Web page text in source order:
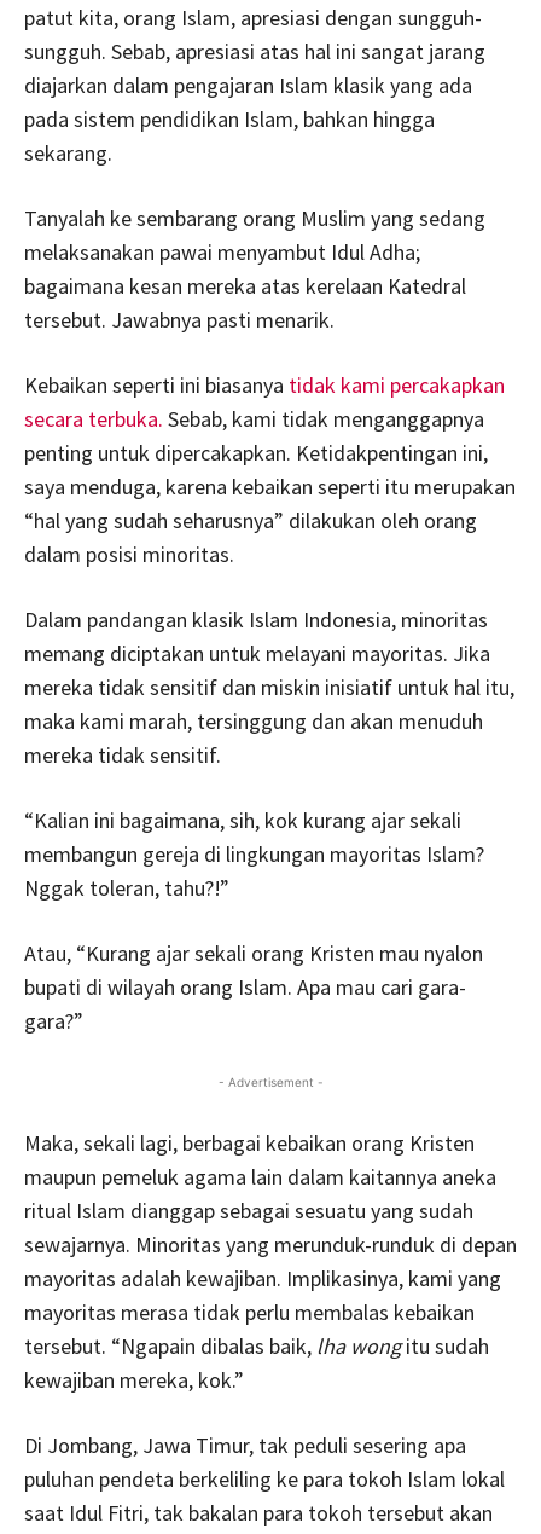
patut kita, orang Islam, apresiasi dengan sungguh-
sungguh. Sebab, apresiasi atas hal ini sangat jarang
diajarkan dalam pengajaran Islam klasik yang ada
pada sistem pendidikan Islam, bahkan hingga
sekarang.
Tanyalah ke sembarang orang Muslim yang sedang
melaksanakan pawai menyambut Idul Adha;
bagaimana kesan mereka atas kerelaan Katedral
tersebut. Jawabnya pasti menarik.
Kebaikan seperti ini biasanya tidak kami percakapkan
secara terbuka. Sebab, kami tidak menganggapnya
penting untuk dipercakapkan. Ketidakpentingan ini,
saya menduga, karena kebaikan seperti itu merupakan
“hal yang sudah seharusnya” dilakukan oleh orang
dalam posisi minoritas.
Dalam pandangan klasik Islam Indonesia, minoritas
memang diciptakan untuk melayani mayoritas. Jika
mereka tidak sensitif dan miskin inisiatif untuk hal itu,
maka kami marah, tersinggung dan akan menuduh
mereka tidak sensitif.
“Kalian ini bagaimana, sih, kok kurang ajar sekali
membangun gereja di lingkungan mayoritas Islam?
Nggak toleran, tahu?!”
Atau, “Kurang ajar sekali orang Kristen mau nyalon
bupati di wilayah orang Islam. Apa mau cari gara-
gara?”
- Advertisement -
Maka, sekali lagi, berbagai kebaikan orang Kristen
maupun pemeluk agama lain dalam kaitannya aneka
ritual Islam dianggap sebagai sesuatu yang sudah
sewajarnya. Minoritas yang merunduk-runduk di depan
mayoritas adalah kewajiban. Implikasinya, kami yang
mayoritas merasa tidak perlu membalas kebaikan
tersebut. “Ngapain dibalas baik, lha wongitu sudah
kewajiban mereka, kok.”
Di Jombang, Jawa Timur, tak peduli sesering apa
puluhan pendeta berkeliling ke para tokoh Islam lokal
saat Idul Fitri, tak bakalan para tokoh tersebut akan